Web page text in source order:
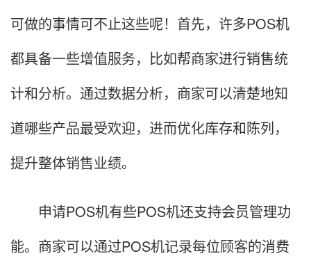
可做的事情可不止这些呢！首先，许多POS机
都具备一些增值服务，比如帮商家进行销售统
计和分析。通过数据分析，商家可以清楚地知
道哪些产品最受欢迎，进而优化库存和陈列，
提升整体销售业绩。
申请POS机有些POS机还支持会员管理功
能。商家可以通过POS机记录每位顾客的消费